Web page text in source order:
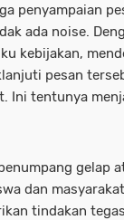
penyampaian
ada noise.
kebijakan,
pesan
Ini tentunya
gelap
dan
tindakan